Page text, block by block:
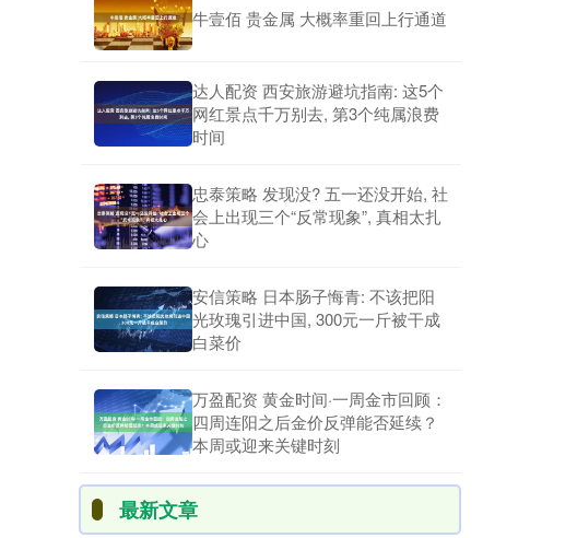
牛壹佰 贵金属 大概率重回上行通道
达人配资 西安旅游避坑指南: 这5个
网红景点千万别去, 第3个纯属浪费
时间
忠泰策略 发现没? 五一还没开始, 社
会上出现三个“反常现象”, 真相太扎
心
安信策略 日本肠子悔青: 不该把阳
光玫瑰引进中国, 300元一斤被干成
白菜价
万盈配资 黄金时间·一周金市回顾：
四周连阳之后金价反弹能否延续？
本周或迎来关键时刻
最新文章